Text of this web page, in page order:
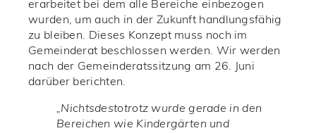
erarbeitet bei dem alle Bereiche einbezogen
wurden, um auch in der Zukunft handlungsfähig
zu bleiben. Dieses Konzept muss noch im
Gemeinderat beschlossen werden. Wir werden
nach der Gemeinderatssitzung am 26. Juni
darüber berichten.
„Nichtsdestotrotz wurde gerade in den
Bereichen wie Kindergärten und